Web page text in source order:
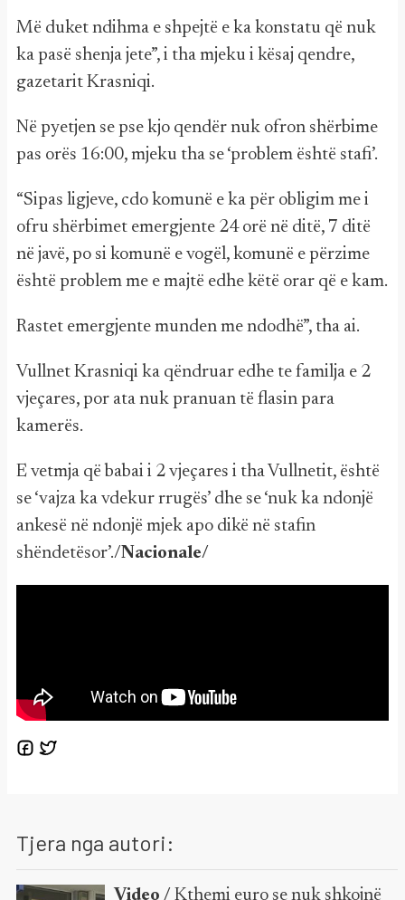
Më duket ndihma e shpejtë e ka konstatu që nuk
ka pasë shenja jete”, i tha mjeku i kësaj qendre,
gazetarit Krasniqi.
Në pyetjen se pse kjo qendër nuk ofron shërbime
pas orës 16:00, mjeku tha se ‘problem është stafi’.
“Sipas ligjeve, cdo komunë e ka për obligim me i
ofru shërbimet emergjente 24 orë në ditë, 7 ditë
në javë, po si komunë e vogël, komunë e përzime
është problem me e majtë edhe këtë orar që e kam.
Rastet emergjente munden me ndodhë”, tha ai.
Vullnet Krasniqi ka qëndruar edhe te familja e 2
vjeçares, por ata nuk pranuan të flasin para
kamerës.
E vetmja që babai i 2 vjeçares i tha Vullnetit, është
se ‘vajza ka vdekur rrugës’ dhe se ‘nuk ka ndonjë
ankesë në ndonjë mjek apo dikë në stafin
shëndetësor’./Nacionale/
Tjera nga autori:
Video / Kthemi euro se nuk shkojnë